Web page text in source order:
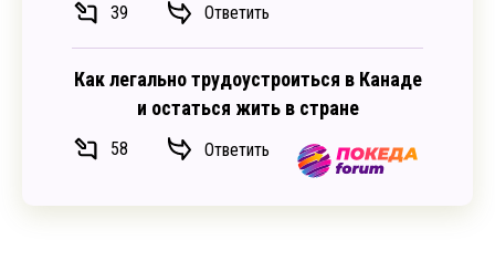
39 Ответить
Как легально трудоустроиться в Канаде
и остаться жить в стране
58 Ответить